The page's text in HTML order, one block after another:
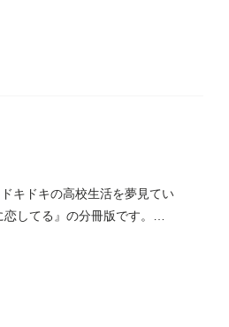
キドキの高校生活を夢見てい
してる』の分冊版です。重